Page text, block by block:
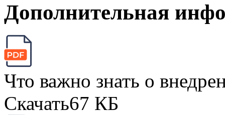
Дополнительная
Что важно знать о
Скачать67 КБ